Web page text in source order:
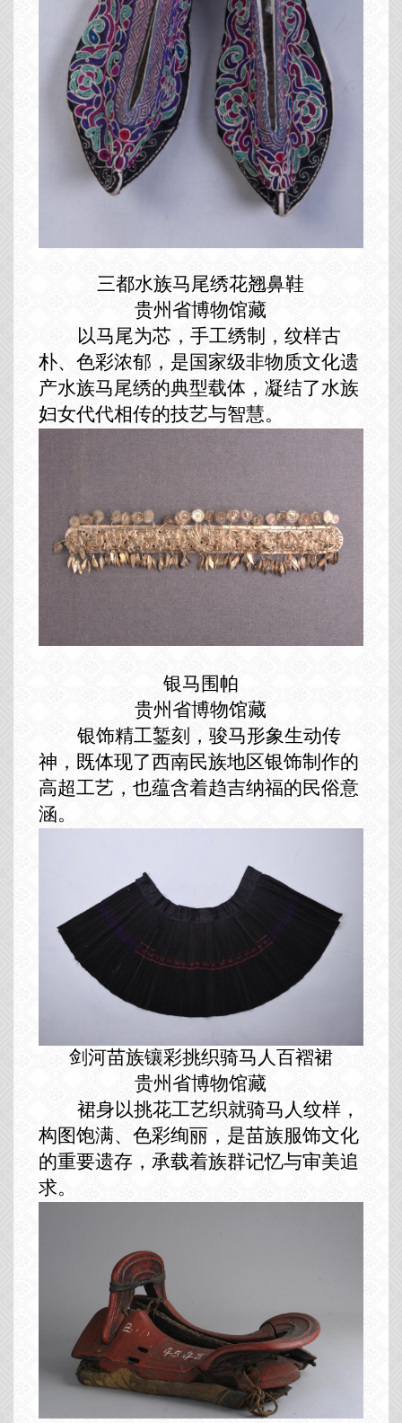
三都水族马尾绣花翘鼻鞋
贵州省博物馆藏
以马尾为芯，手工绣制，纹样古
朴、色彩浓郁，是国家级非物质文化遗
产水族马尾绣的典型载体，凝结了水族
妇女代代相传的技艺与智慧。
银马围帕
贵州省博物馆藏
银饰精工錾刻，骏马形象生动传
神，既体现了西南民族地区银饰制作的
高超工艺，也蕴含着趋吉纳福的民俗意
涵。
剑河苗族镶彩挑织骑马人百褶裙
贵州省博物馆藏
裙身以挑花工艺织就骑马人纹样，
构图饱满、色彩绚丽，是苗族服饰文化
的重要遗存，承载着族群记忆与审美追
求。